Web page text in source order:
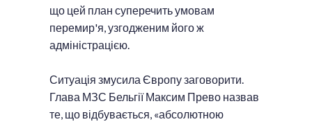
що цей план суперечить умовам
перемир'я, узгодженим його ж
адміністрацією.
Ситуація змусила Європу заговорити.
Глава МЗС Бельгії Максим Прево назвав
те, що відбувається, «абсолютною